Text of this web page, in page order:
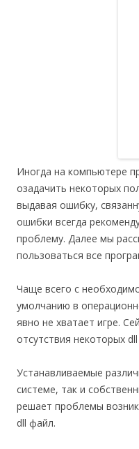
Иногда на компьютере
озадачить некоторых
выдавая ошибку,
ошибки всегда
проблему. Далее мы
пользоваться все
Чаще всего с
умолчанию в
явно не хватает игре.
отсутствия некоторых
Устанавливаемые
системе, так и
решает проблемы
dll файл.